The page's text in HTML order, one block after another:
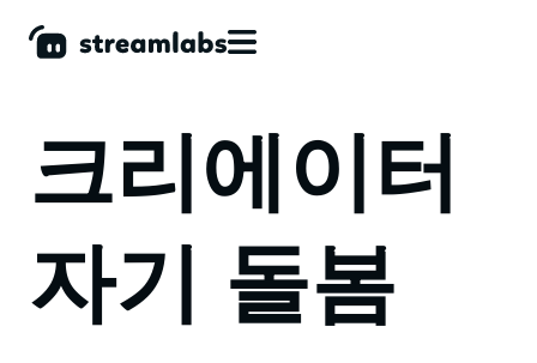
크리에이터
자기 돌봄